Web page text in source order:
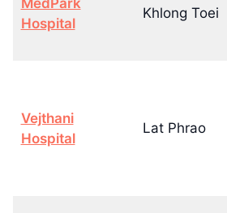
Hospital
Khlong Toei
Vejthani
Hospital
Lat Phrao